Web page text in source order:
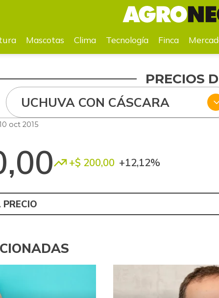
Clima Tecnología Mercados Remedios
Mascotas Clima Tecnología Finca
PRECIOS
UCHUVA CON CÁSCARA
oct 2015
+$ 200,00 +12,12%